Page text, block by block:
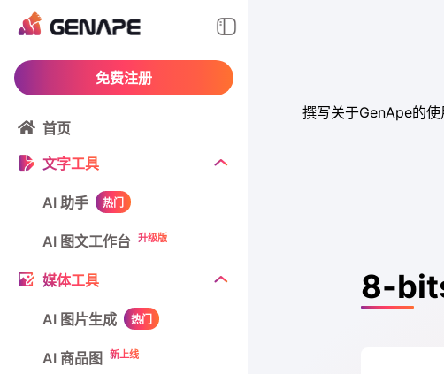
免费注册
首页
文字工具
AI 助手 热门
AI 图文工作台 升级版
媒体工具
AI 图片生成 热门
AI 商品图 新上线
撰写关于GenApe的
8-